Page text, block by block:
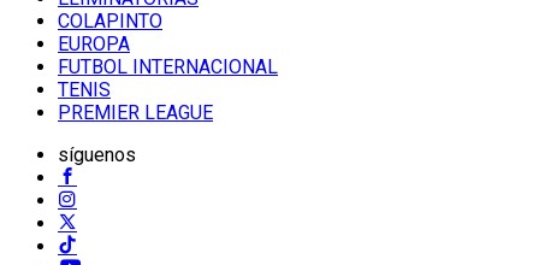
COLAPINTO
EUROPA
FUTBOL INTERNACIONAL
TENIS
PREMIER LEAGUE
síguenos